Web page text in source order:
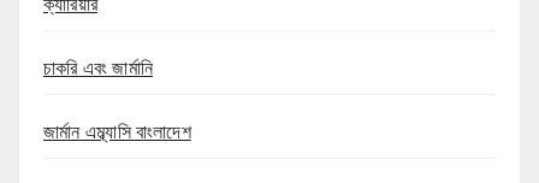
চাকরি এবং জার্মানি
জার্মান এম্ব্যাসি বাংলাদেশ